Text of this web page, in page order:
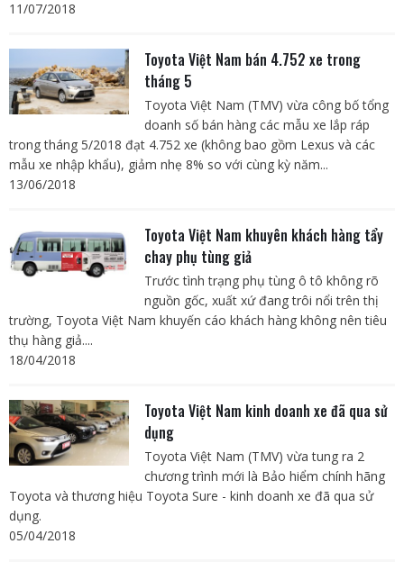
11/07/2018
Toyota Việt Nam bán 4.752 xe trong
tháng 5
Toyota Việt Nam (TMV) vừa công bố tổng
doanh số bán hàng các mẫu xe lắp ráp
trong tháng 5/2018 đạt 4.752 xe (không bao gồm Lexus và các
mẫu xe nhập khẩu), giảm nhẹ 8% so với cùng kỳ năm...
13/06/2018
Toyota Việt Nam khuyên khách hàng tẩy
chay phụ tùng giả
Trước tình trạng phụ tùng ô tô không rõ
nguồn gốc, xuất xứ đang trôi nổi trên thị
trường, Toyota Việt Nam khuyến cáo khách hàng không nên tiêu
thụ hàng giả....
18/04/2018
Toyota Việt Nam kinh doanh xe đã qua sử
dụng
Toyota Việt Nam (TMV) vừa tung ra 2
chương trình mới là Bảo hiểm chính hãng
Toyota và thương hiệu Toyota Sure - kinh doanh xe đã qua sử
dụng.
05/04/2018